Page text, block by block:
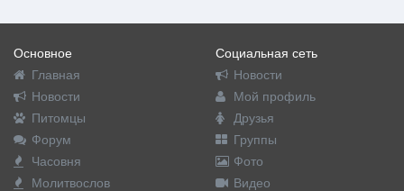
Основное
Главная
Новости
Питомцы
Форум
Часовня
Молитвослов
Социальная сеть
Новости
Мой профиль
Друзья
Группы
Фото
Видео